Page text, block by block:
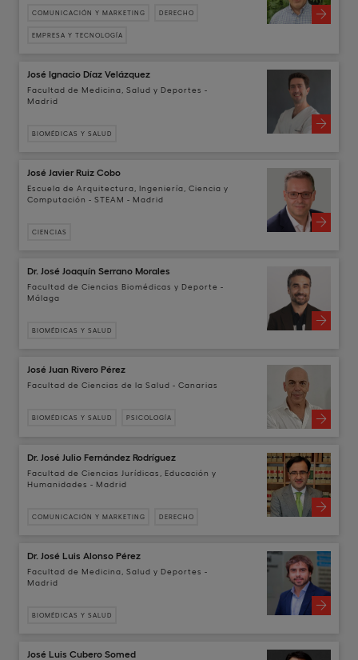
COMUNICACIÓN Y MARKETING DERECHO
EMPRESA Y TECNOLOGÍA
José Ignacio Díaz Velázquez
Facultad de Medicina, Salud y Deportes -
Madrid
BIOMÉDICAS Y SALUD
José Javier Ruiz Cobo
Escuela de Arquitectura, Ingeniería, Ciencia y
Computación - STEAM - Madrid
CIENCIAS
Dr. José Joaquín Serrano Morales
Facultad de Ciencias Biomédicas y Deporte -
Málaga
BIOMÉDICAS Y SALUD
José Juan Rivero Pérez
Facultad de Ciencias de la Salud - Canarias
BIOMÉDICAS Y SALUD PSICOLOGÍA
Dr. José Julio Fernández Rodríguez
Facultad de Ciencias Jurídicas, Educación y
Humanidades - Madrid
COMUNICACIÓN Y MARKETING DERECHO
Dr. José Luis Alonso Pérez
Facultad de Medicina, Salud y Deportes -
Madrid
BIOMÉDICAS Y SALUD
José Luis Cubero Somed